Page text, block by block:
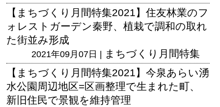
【まちづくり月間特集2021】住友林業のフ
ォレストガーデン秦野、植栽で調和の取れ
た街並み形成
2021年09月07日 | まちづくり月間特集
【まちづくり月間特集2021】今泉あらい湧
水公園周辺地区=区画整理で生まれた町、
新旧住民で景観を維持管理